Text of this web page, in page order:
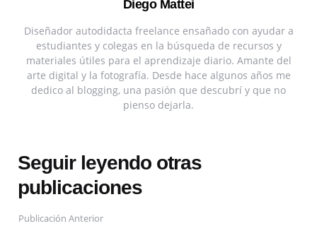
Diego Mattei
Diseñador autodidacta freelance ensañado con ayudar a
estudiantes y colegas en la búsqueda de recursos y
materiales útiles para el aprendizaje diario. Amante del
arte digital y la fotografía. Desde hace algunos años me
dedico al blogging, una pasión que descubrí y que no
pienso dejarla.
Seguir leyendo otras
publicaciones
Publicación Anterior